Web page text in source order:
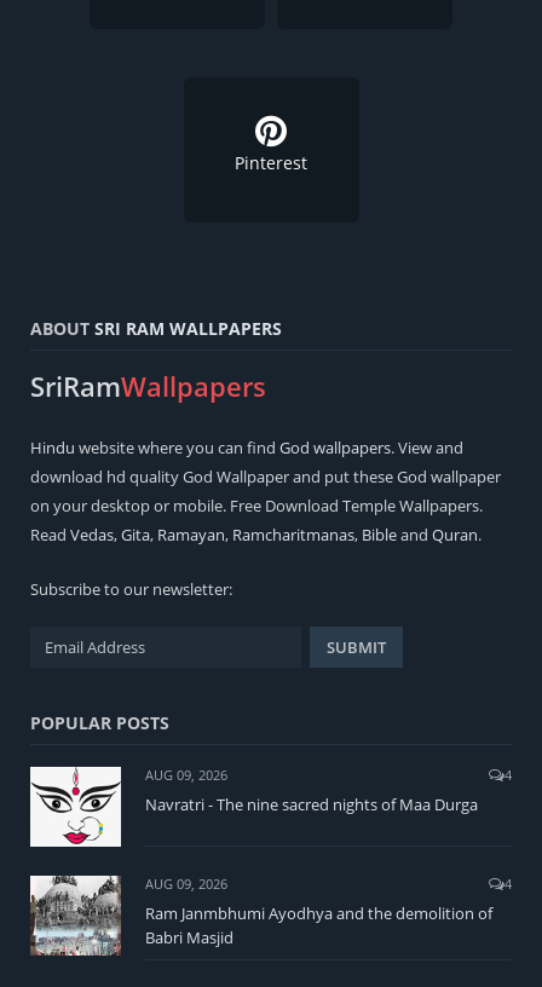
Pinterest
ABOUT SRI RAM WALLPAPERS
SriRamWallpapers
Hindu website where you can find God wallpapers. View and
download hd quality God Wallpaper and put these God wallpaper
on your desktop or mobile. Free Download Temple Wallpapers.
Read Vedas,Gita, Ramayan, Ramcharitmanas, Bibleand Quran.
Subscribe to our newsletter:
POPULAR POSTS
AUG 09, 2026 4
Navratri - The nine sacred nights of Maa Durga
AUG 09, 2026 4
Ram Janmbhumi Ayodhya and the demolition of
Babri Masjid